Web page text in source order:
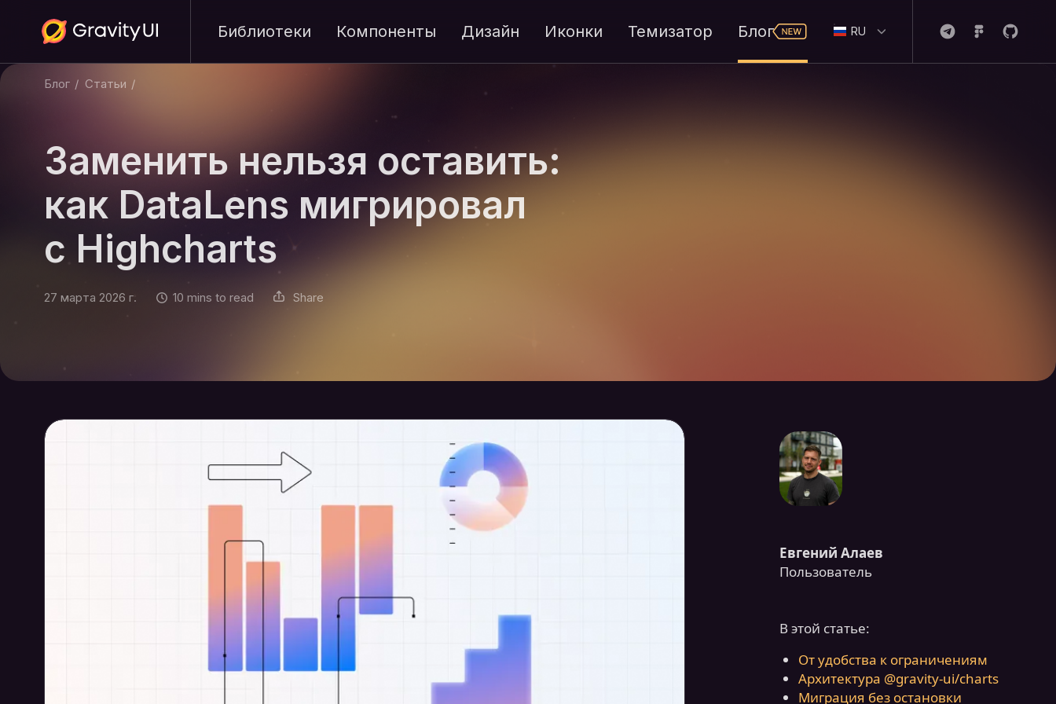
Библиотеки Компоненты Дизайн Иконки Темизатор Блог RU
Блог / Статьи /
Заменить нельзя оставить:
как DataLens мигрировал
с Highcharts
27 марта 2026 г. 10 mins to read Share
Евгений Алаев
Пользователь
В этой статье:
От удобства к ограничениям
Архитектура @gravity‑ui/charts
Миграция без остановки